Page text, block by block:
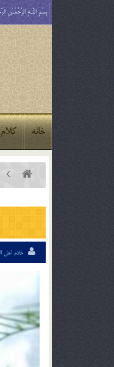
بِسْمِ اللَّـهِ الرَّحْمَـٰنِ
خانه
خادم اهل